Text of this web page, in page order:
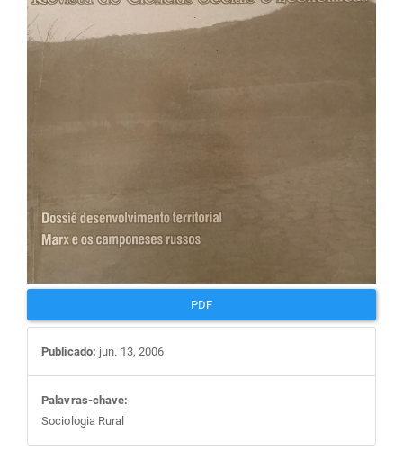
artigos
PDF
Publicado: jun. 13, 2006
Palavras-chave:
Sociologia Rural